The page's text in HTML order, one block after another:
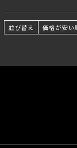
並び替え 価格が安い